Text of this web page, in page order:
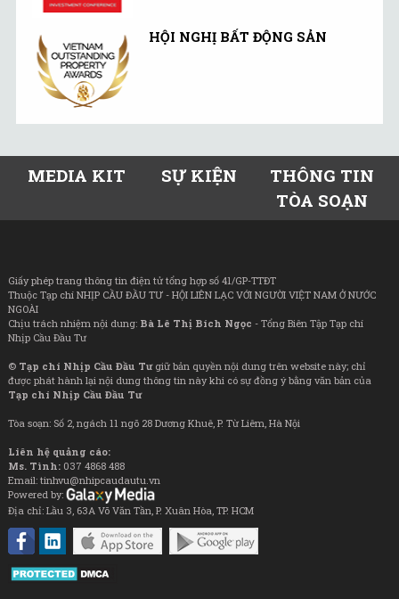
HỘI NGHỊ BẤT ĐỘNG SẢN
MEDIA KIT SỰ KIỆN
THÔNG TIN
TÒA SOẠN
Giấy phép trang thông tin điện tử tổng hợp số 41/GP-TTĐT
Thuộc Tạp chí NHỊP CẦU ĐẦU TƯ - HỘI LIÊN LẠC VỚI NGƯỜI VIỆT NAM Ở NƯỚC
NGOÀI
Chịu trách nhiệm nội dung: Bà Lê Thị Bích Ngọc - Tổng Biên Tập Tạp chí
Nhịp Cầu Đầu Tư
© Tạp chí Nhịp Cầu Đầu Tưgiữ bản quyền nội dung trên website này; chỉ
được phát hành lại nội dung thông tin này khi có sự đồng ý bằng văn bản của
Tạp chí Nhịp Cầu Đầu Tư
Tòa soạn: Số 2, ngách 11 ngõ 28 Dương Khuê, P. Từ Liêm, Hà Nội
Liên hệ quảng cáo:
Ms. Tình: 037 4868 488
Email: tinhvu@nhipcaudautu.vn
Powered by:
Địa chỉ: Lầu 3, 63A Võ Văn Tần, P. Xuân Hòa, TP. HCM